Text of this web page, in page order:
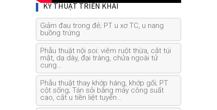
KỸ THUẬT TRIỂN KHAI
Giảm đau trong đẻ; PT u xơ TC, u nang
buồng trứng
Phẫu thuật nội soi: viêm ruột thừa, cắt túi
mật, dạ dày, đại tràng, chửa ngoài tử
cung…
Phẫu thuật thay khớp háng, khớp gối; PT
cột sống; Tán sỏi bằng máy công suất
cao, cắt u tiền liệt tuyến…